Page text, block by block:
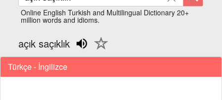
Online English Turkish and Multilingual Dictionary 20+
million words and idioms.
açık saçıklık
Türkçe - İngilizce